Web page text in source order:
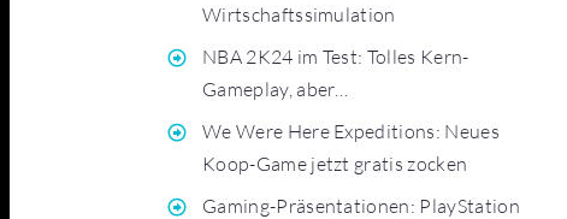
Wirtschaftssimulation
NBA 2K24 im Test: Tolles Kern-
Gameplay, aber…
We Were Here Expeditions: Neues
Koop-Game jetzt gratis zocken
Gaming-Präsentationen: PlayStation